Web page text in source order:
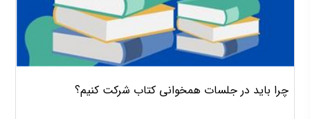
چرا باید در جلسات همخوانی کتاب شرکت کنیم؟